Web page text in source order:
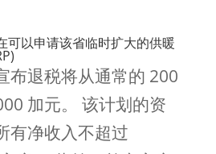
可以申请该省临时扩大的供暖
布退税将从通常的 200
加元。 该计划的资
有净收入不超过